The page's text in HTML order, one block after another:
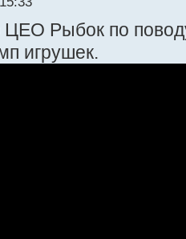
Рыбок по
игрушек.